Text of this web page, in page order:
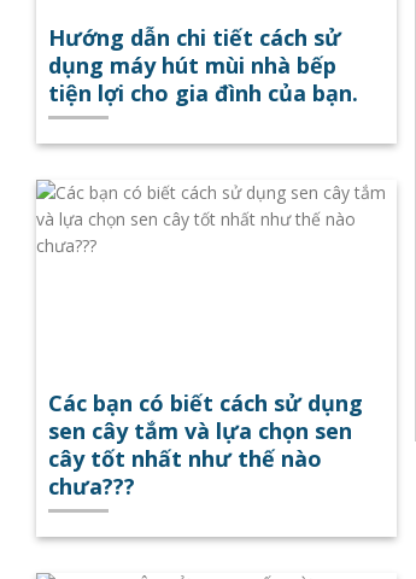
Hướng dẫn chi tiết cách sử
dụng máy hút mùi nhà bếp
tiện lợi cho gia đình của bạn.
Các bạn có biết cách sử dụng
sen cây tắm và lựa chọn sen
cây tốt nhất như thế nào
chưa???